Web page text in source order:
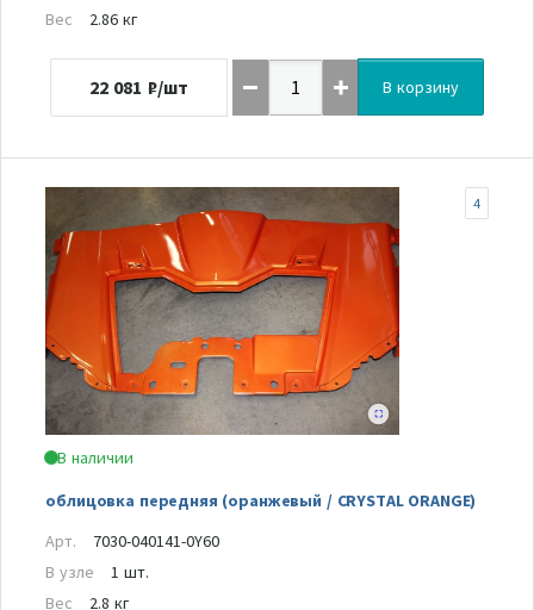
Вес
2.86 кг
22 081 ₽/шт В корзину
В наличии
облицовка передняя (оранжевый / CRYSTAL ORANGE)
4
Арт.
7030-040141-0Y60
В узле
1 шт.
Вес
2.8 кг